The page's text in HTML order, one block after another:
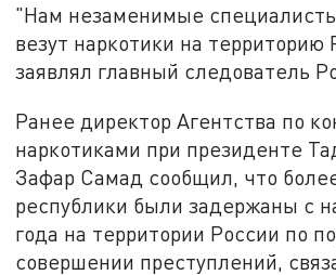
"Нам незаменимые
везут наркотики на территорию
заявлял главный следователь
Ранее директор Агентства по
наркотиками при президенте
Зафар Самад сообщил, что
республики были задержаны с
года на территории России по
совершении преступлений,